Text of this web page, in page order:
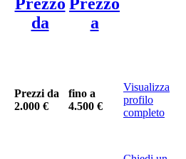
Prezzo
da
Prezzo
a
Prezzi da
2.000 €
fino a
4.500 €
Visualizza
profilo
completo